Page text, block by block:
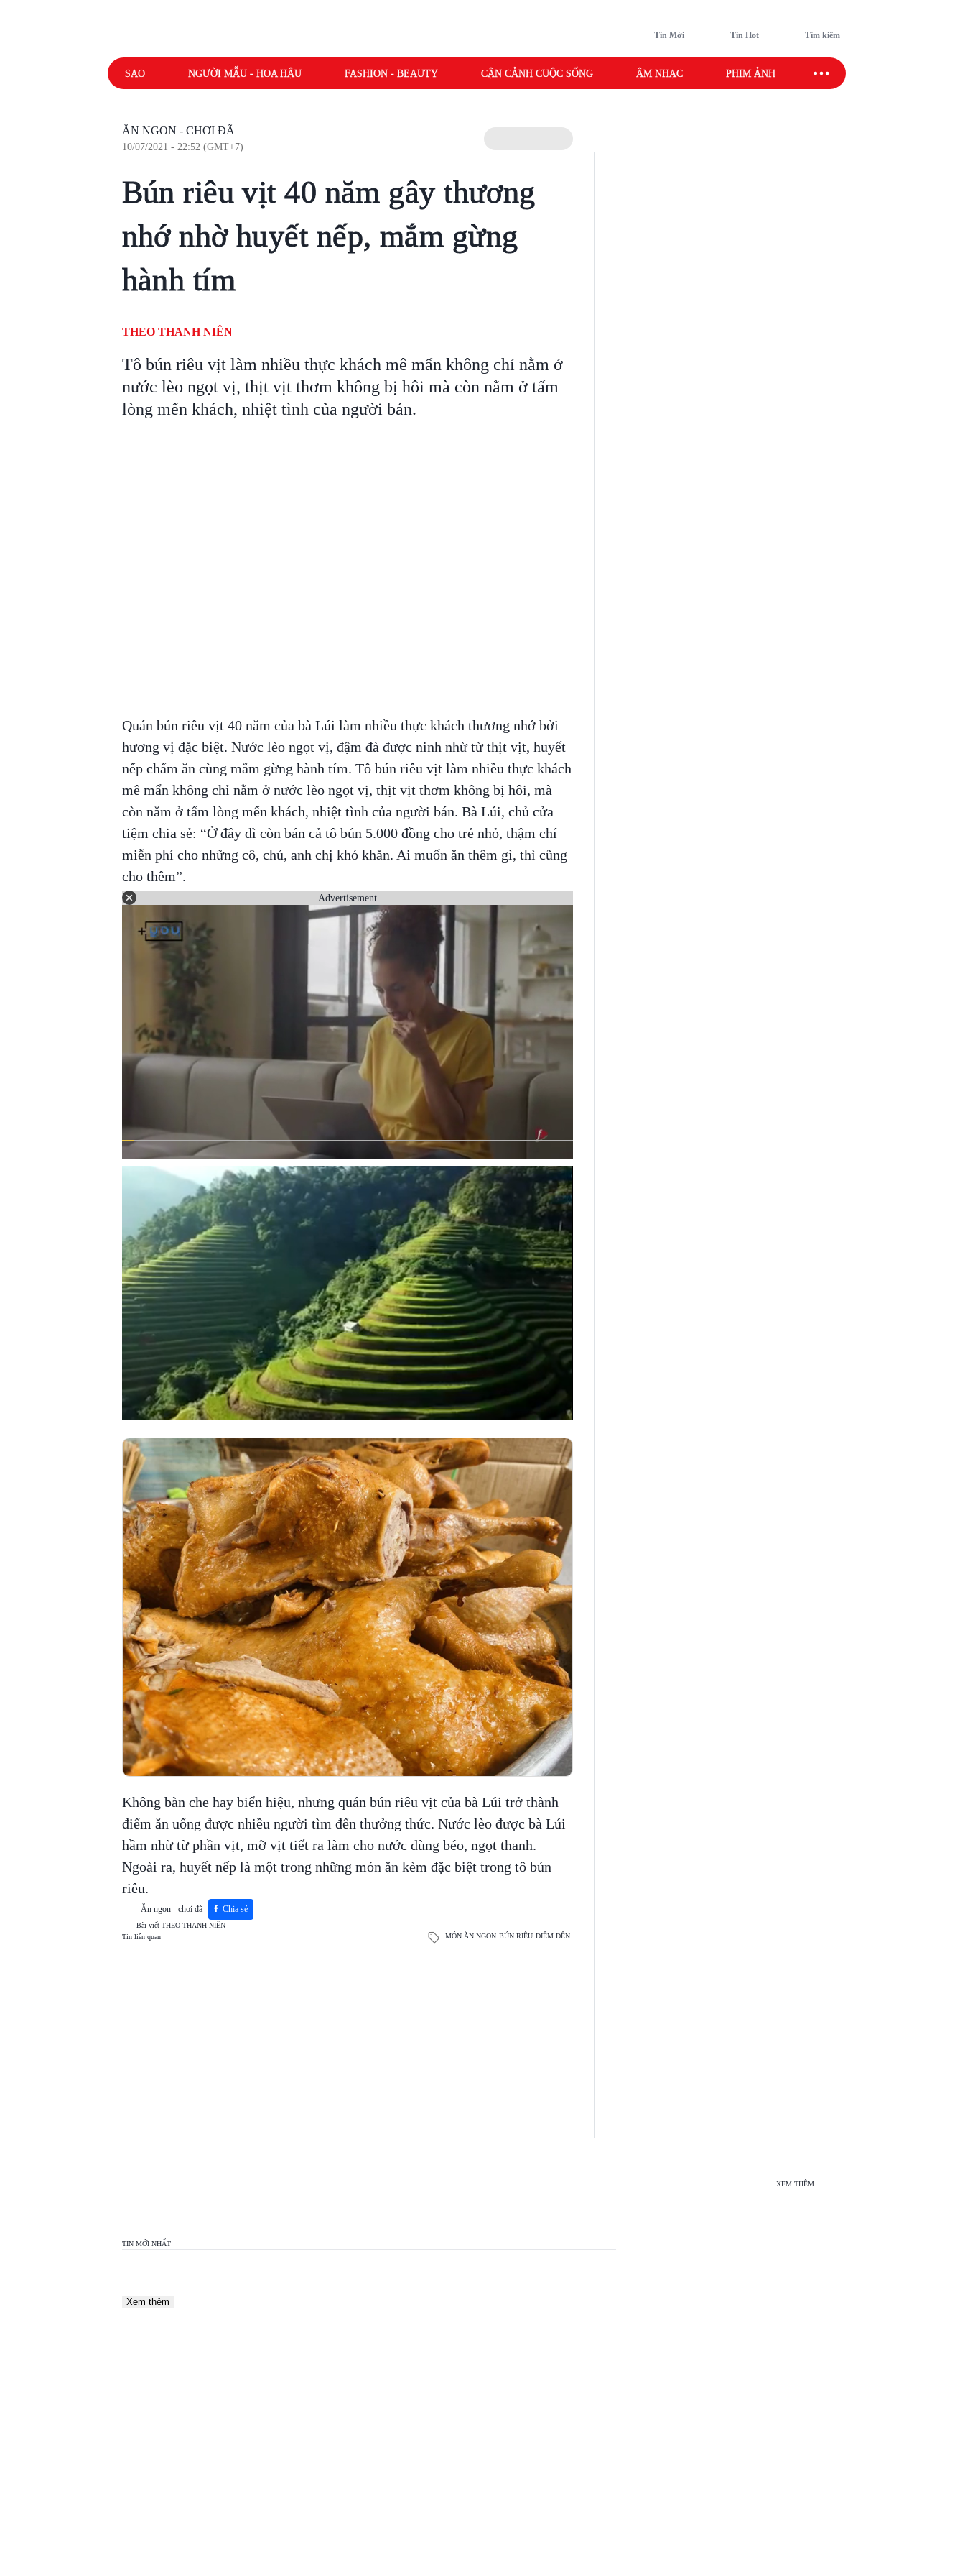
Tin Mới Tin Hot Tìm kiếm
SAO NGƯỜI MẪU - HOA HẬU FASHION - BEAUTY CẬN CẢNH CUỘC SỐNG ÂM NHẠC PHIM ẢNH SAO SPORT
ĂN NGON - CHƠI ĐÃ
10/07/2021 - 22:52 (GMT+7)
Bún riêu vịt 40 năm gây thương
nhớ nhờ huyết nếp, mắm gừng
hành tím
THEO THANH NIÊN
Tô bún riêu vịt làm nhiều thực khách mê mẩn không chỉ nằm ở
nước lèo ngọt vị, thịt vịt thơm không bị hôi mà còn nằm ở tấm
lòng mến khách, nhiệt tình của người bán.
Quán bún riêu vịt 40 năm của bà Lúi làm nhiều thực khách thương nhớ bởi
hương vị đặc biệt. Nước lèo ngọt vị, đậm đà được ninh nhừ từ thịt vịt, huyết
nếp chấm ăn cùng mắm gừng hành tím. Tô bún riêu vịt làm nhiều thực khách
mê mẩn không chỉ nằm ở nước lèo ngọt vị, thịt vịt thơm không bị hôi, mà
còn nằm ở tấm lòng mến khách, nhiệt tình của người bán. Bà Lúi, chủ cửa
tiệm chia sẻ: “Ở đây dì còn bán cả tô bún 5.000 đồng cho trẻ nhỏ, thậm chí
miễn phí cho những cô, chú, anh chị khó khăn. Ai muốn ăn thêm gì, thì cũng
cho thêm”.
Advertisement
Không bàn che hay biển hiệu, nhưng quán bún riêu vịt của bà Lúi trở thành
điểm ăn uống được nhiều người tìm đến thưởng thức. Nước lèo được bà Lúi
hầm nhừ từ phần vịt, mỡ vịt tiết ra làm cho nước dùng béo, ngọt thanh.
Ngoài ra, huyết nếp là một trong những món ăn kèm đặc biệt trong tô bún
riêu.
Ăn ngon - chơi đã Chia sẻ
Bài viết THEO THANH NIÊN
Tin liên quan
MÓN ĂN NGON BÚN RIÊU ĐIỂM ĐẾN
XEM THÊM
TIN MỚI NHẤT
Xem thêm